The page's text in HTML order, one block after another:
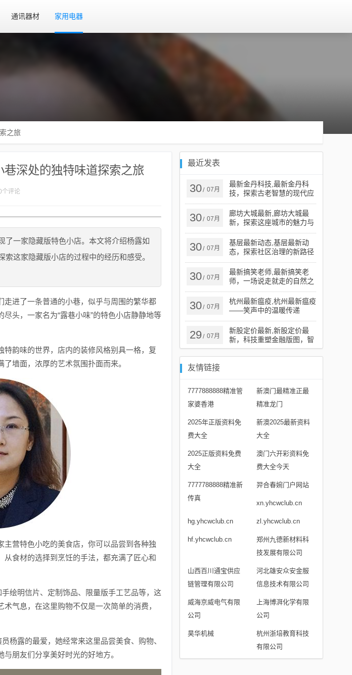
通讯器材 家用电器
之旅
深处的独特味道探索之旅
个评论
了一家隐藏版特色小店。本文将介绍杨露如
这家隐藏版小店的过程中的经历和感受。
进了一条普通的小巷，似乎与周围的繁华都
头，一家名为“露巷小味”的特色小店静静地等
韵味的世界，店内的装修风格别具一格，复
墙面，浓厚的艺术氛围扑面而来。
营特色小吃的美食店，你可以品尝到各种独
食材的选择到烹饪的手法，都充满了匠心和
绘明信片、定制饰品、限量版手工艺品等，这
气息，在这里购物不仅是一次简单的消费，
杨露的最爱，她经常来这里品尝美食、购物、
朋友们分享美好时光的好地方。
最近发表
30/ 07月
最新金丹科技,最新金丹科
技，探索古老智慧的现代应
用
30/ 07月
廊坊大城最新,廊坊大城最
新，探索这座城市的魅力与
变迁
30/ 07月
基层最新动态,基层最新动
态，探索社区治理的新路径
30/ 07月
最新搞笑老师,最新搞笑老
师，一场说走就走的自然之
旅
30/ 07月
杭州最新瘟疫,杭州最新瘟疫
——笑声中的温暖传递
29/ 07月
新股定价最新,新股定价最
新，科技重塑金融版图，智
能时代的新篇章
友情链接
7777888888精准管
家婆香港
新澳门最精准正最
精准龙门
2025年正版资料免
费大全
新澳2025最新资料
大全
2025正版资料免费
大全
澳门六开彩资料免
费大全今天
7777788888精准新
传真
羿合春婉门户网站
xn.yhcwclub.cn
hg.yhcwclub.cn zl.yhcwclub.cn
hf.yhcwclub.cn
郑州九德新材料科
技发展有限公司
山西百川通宝供应
链管理有限公司
河北雄安众安金服
信息技术有限公司
威海京威电气有限
公司
上海博湃化学有限
公司
昊华机械
杭州浙培教育科技
有限公司